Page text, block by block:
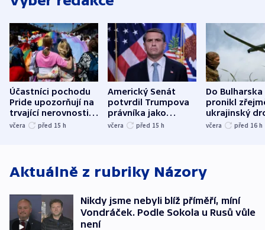
Účastníci pochodu
Pride upozorňují na
trvající nerovnosti i
společenskou
včera před 15 h
Americký Senát
potvrdil Trumpova
právníka jako
ministra
včera před 15 h
Do Bulharska
pronikl
ukrajinský
explodoval
včera před 16 h
Aktuálně z rubriky Názory
Nikdy jsme nebyli blíž příměří, míní
Vondráček. Podle Sokola u Rusů vůle
není